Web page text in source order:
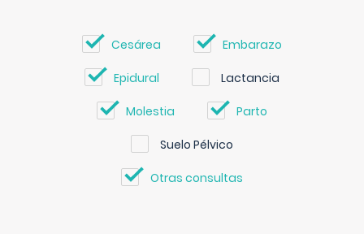
Cesárea Embarazo
Epidural Lactancia
Molestia Parto
Suelo Pélvico
Otras consultas